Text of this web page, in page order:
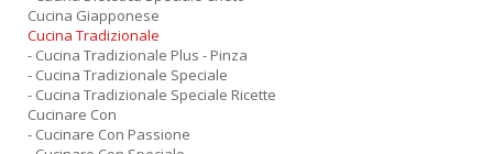
Cucina Giapponese
Cucina Tradizionale
- Cucina Tradizionale Plus - Pinza
- Cucina Tradizionale Speciale
- Cucina Tradizionale Speciale Ricette
Cucinare Con
- Cucinare Con Passione